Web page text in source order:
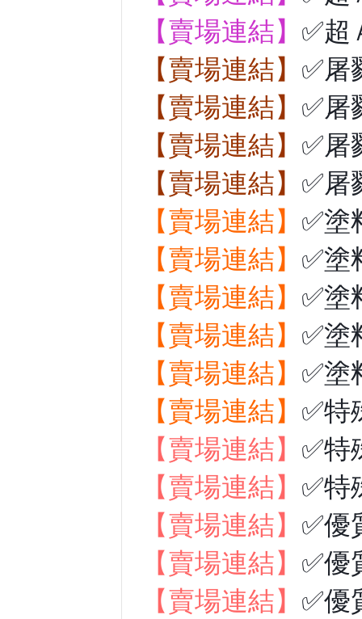
【賣場連結】 ✅
【賣場連結】 ✅屠
【賣場連結】 ✅屠
【賣場連結】 ✅屠
【賣場連結】 ✅屠
【賣場連結】 ✅
【賣場連結】 ✅
【賣場連結】 ✅塗
【賣場連結】 ✅塗
【賣場連結】 ✅塗
【賣場連結】 ✅特
【賣場連結】 ✅特
【賣場連結】 ✅特
【賣場連結】 ✅優
【賣場連結】 ✅優
【賣場連結】 ✅優